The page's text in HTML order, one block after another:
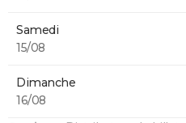
Samedi
15/08
Dimanche
16/08